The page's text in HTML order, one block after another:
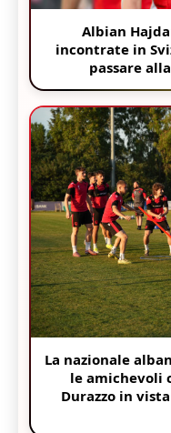
Albian
incontrate in
passare
La nazionale
le amichevoli
Durazzo in